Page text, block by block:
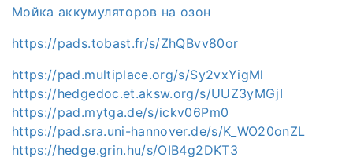
Мойка аккумуляторов на озон
https://pads.tobast.fr/s/ZhQBvv80or
https://pad.multiplace.org/s/Sy2vxYigMl
https://hedgedoc.et.aksw.org/s/UUZ3yMGjI
https://pad.mytga.de/s/ickv06Pm0
https://pad.sra.uni-hannover.de/s/K_WO20onZL
https://hedge.grin.hu/s/OIB4g2DKT3